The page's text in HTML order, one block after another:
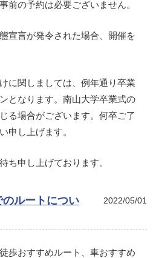
前の予約は必要ございません。
宣言が発令された場合、開催を
に関しましては、例年通り卒業
となります。南山大学卒業式の
る場合がございます。何卒ご了
申し上げます。
ち申し上げております。
ルートについ
2022/05/01
歩おすすめルート、車おすすめ